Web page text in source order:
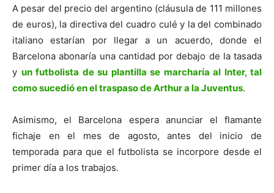
A pesar del precio del argentino (cláusula de 111 millones
de euros), la directiva del cuadro culé y la del combinado
italiano estarían por llegar a un acuerdo, donde el
Barcelona abonaría una cantidad por debajo de la tasada
y un futbolista de su plantilla se marcharía al Inter, tal
como sucedió en el traspaso de Arthur a la Juventus.
Asimismo, el Barcelona espera anunciar el flamante
fichaje en el mes de agosto, antes del inicio de
temporada para que el futbolista se incorpore desde el
primer día a los trabajos.